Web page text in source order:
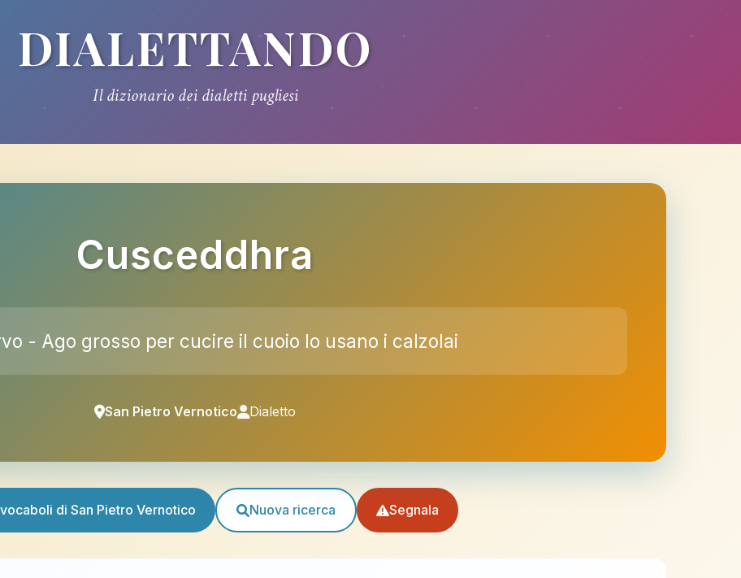
DIALETTANDO
Il dizionario dei dialetti pugliesi
Cusceddhra
- Ago grosso per cucire il cuoio lo usano i calzolai
San Pietro Vernotico Dialetto
di San Pietro Vernotico Nuova ricerca Segnala